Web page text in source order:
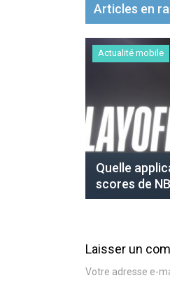
Articles en
Actualité mobile
Quelle
scores de
Laisser un
Votre adresse e-